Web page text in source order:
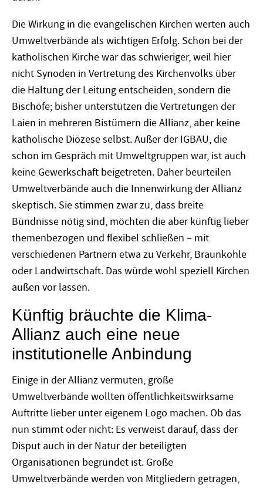
Die Wirkung in die evangelischen Kirchen werten auch
Umweltverbände als wichtigen Erfolg. Schon bei der
katholischen Kirche war das schwieriger, weil hier
nicht Synoden in Vertretung des Kirchenvolks über
die Haltung der Leitung entscheiden, sondern die
Bischöfe; bisher unterstützen die Vertretungen der
Laien in mehreren Bistümern die Allianz, aber keine
katholische Diözese selbst. Außer der IGBAU, die
schon im Gespräch mit Umweltgruppen war, ist auch
keine Gewerkschaft beigetreten. Daher beurteilen
Umweltverbände auch die Innenwirkung der Allianz
skeptisch. Sie stimmen zwar zu, dass breite
Bündnisse nötig sind, möchten die aber künftig lieber
themenbezogen und flexibel schließen – mit
verschiedenen Partnern etwa zu Verkehr, Braunkohle
oder Landwirtschaft. Das würde wohl speziell Kirchen
außen vor lassen.
Künftig bräuchte die Klima-
Allianz auch eine neue
institutionelle Anbindung
Einige in der Allianz vermuten, große
Umweltverbände wollten öffentlichkeitswirksame
Auftritte lieber unter eigenem Logo machen. Ob das
nun stimmt oder nicht: Es verweist darauf, dass der
Disput auch in der Natur der beteiligten
Organisationen begründet ist. Große
Umweltverbände werden von Mitgliedern getragen,